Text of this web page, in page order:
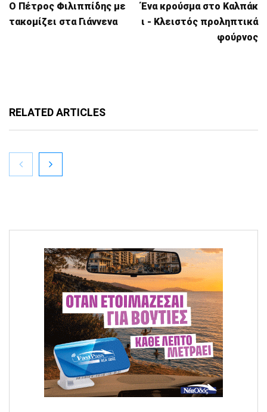
Ο Πέτρος Φιλιππίδης με
τακομίζει στα Γιάννενα
Ένα κρούσμα στο Καλπάκ
ι - Κλειστός προληπτικά
φούρνος
RELATED ARTICLES
Μεγάλη φωτιά στο Κομπότι Άρτας